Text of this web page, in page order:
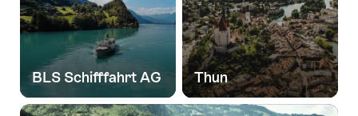
BLS Schifffahrt AG Thun